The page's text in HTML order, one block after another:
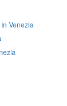
Venezia